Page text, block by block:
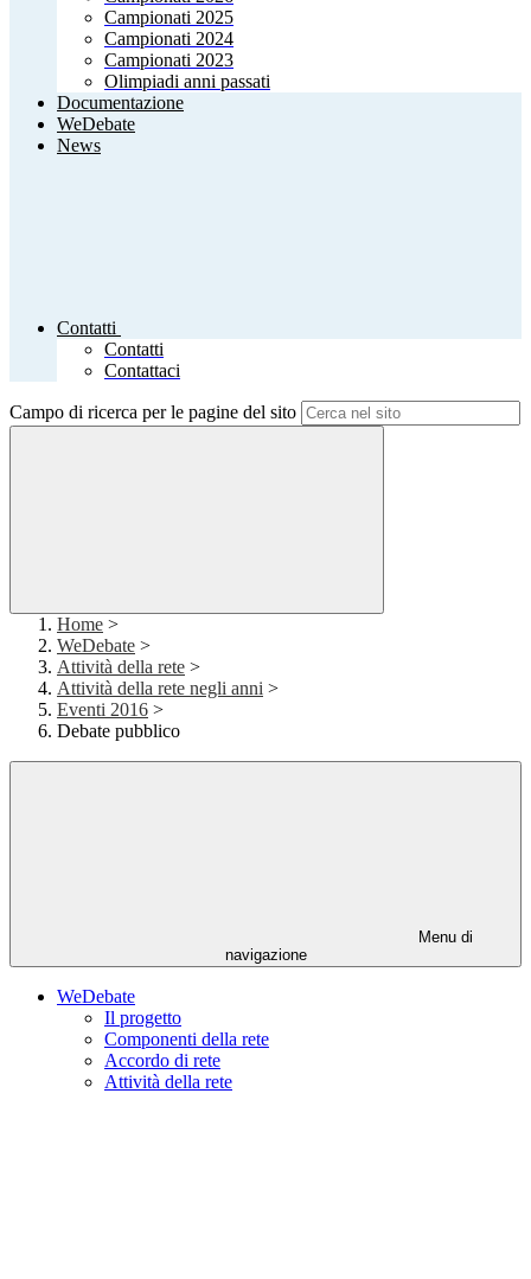
Campionati 2025
Campionati 2024
Campionati 2023
Olimpiadi anni passati
Documentazione
WeDebate
News
Contatti
Contatti
Contattaci
Campo di ricerca per le pagine del sito
Home >
WeDebate >
Attività della rete >
Attività della rete negli anni >
Eventi 2016 >
Debate pubblico
Menu di
navigazione
WeDebate
Il progetto
Componenti della rete
Accordo di rete
Attività della rete